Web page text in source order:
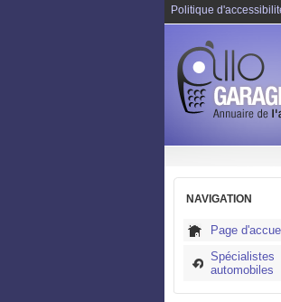
Politique
NAVIGATION
Page
Spécialistes
automobiles